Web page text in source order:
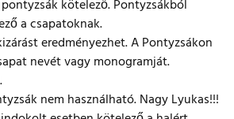
kötelező. Pontyzsákból
a csapatoknak.
eredményezhet. A Pontyzsákon
nevét vagy monogramját.
nem használható. Nagy Lyukas!!!